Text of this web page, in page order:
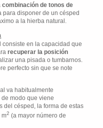
combinación de tonos de
para disponer de un césped
a la hierba natural.
consiste en la capacidad que
recuperar la posición
una pisada o tumbarnos.
perfecto sin que se note
va habitualmente
modo que viene
del césped, la forma de estas
m2 (a mayor número de